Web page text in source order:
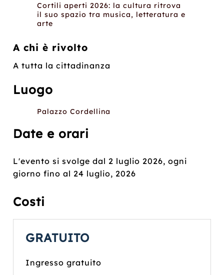
Cortili aperti 2026: la cultura ritrova
il suo spazio tra musica, letteratura e
arte
A chi è rivolto
A tutta la cittadinanza
Luogo
Palazzo Cordellina
Date e orari
L'evento si svolge dal 2 luglio 2026, ogni
giorno fino al 24 luglio, 2026
Costi
GRATUITO
Ingresso gratuito